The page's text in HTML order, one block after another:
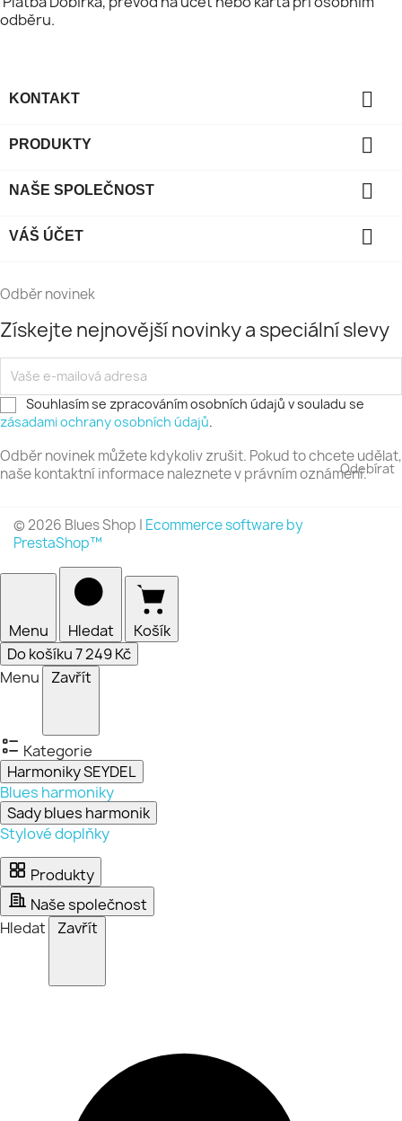
odběru.
KONTAKT 
PRODUKTY 
NAŠE SPOLEČNOST 
VÁŠ ÚČET 
Odběr novinek
Získejte nejnovější novinky a speciální slevy
mailová
adresa
Odebírat
Souhlasím se zpracováním osobních údajů v souladu se
zásadami ochrany osobních údajů.
Odběr novinek můžete kdykoliv zrušit. Pokud to chcete udělat,
naše kontaktní informace naleznete v právním oznámení.
© 2026 Blues Shop | Ecommerce software by
PrestaShop™
Menu Hledat
Košík
Do košíku7 249 Kč
Menu
Zavřít
Kategorie
Harmoniky SEYDEL
Blues harmoniky
Sady blues harmonik
Stylové doplňky
Produkty
Naše společnost
Hledat
Zavřít